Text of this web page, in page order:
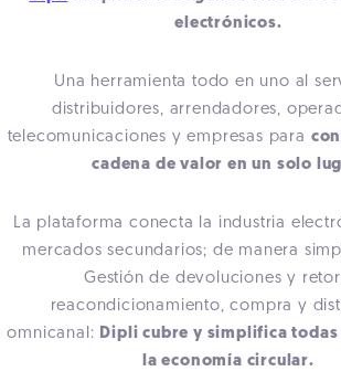
electrónicos.
Una herramienta todo en uno al
distribuidores, arrendadores,
telecomunicaciones y empresas para
cadena de valor en un solo
La plataforma conecta la industria
mercados secundarios; de manera
Gestión de devoluciones y
reacondicionamiento, compra y
omnicanal: Dipli cubre y simplifica todas
la economía circular.